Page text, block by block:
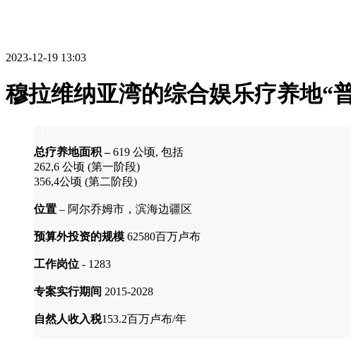
2023-12-19 13:03
穆拉维纳亚湾的综合娱乐疗养地“
总疗养地面积 –619 公顷, 包括
262,6 公顷 (第一阶段)
356,4公顷 (第二阶段)
位置 – 阿尔乔姆市，滨海边疆区
预算外投资的规模 62580百万卢布
工作岗位 - 1283
专案实行期间 2015-2028
自然人收入税153.2百万卢布/年